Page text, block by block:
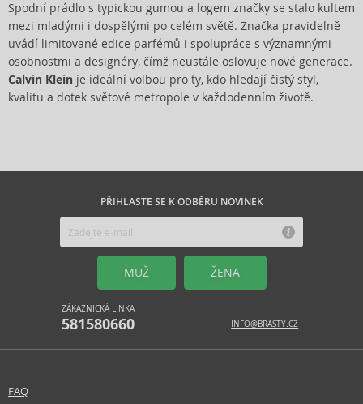
Spodní prádlo s typickou gumou a logem značky se stalo kultem
mezi mladými i dospělými po celém světě. Značka pravidelně
uvádí limitované edice parfémů i spolupráce s významnými
osobnostmi a designéry, čímž neustále oslovuje nové generace.
Calvin Klein je ideální volbou pro ty, kdo hledají čistý styl,
kvalitu a dotek světové metropole v každodenním životě.
PŘIHLASTE SE K ODBĚRU NOVINEK
MUŽ ŽENA
ZÁKAZNICKÁ LINKA
581580660 INFO@BRASTY.CZ
FAQ